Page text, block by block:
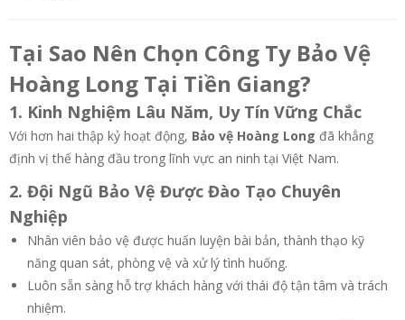
Tại Sao Nên Chọn Công Ty Bảo Vệ
Hoàng Long Tại Tiền Giang?
1. Kinh Nghiệm Lâu Năm, Uy Tín Vững Chắc
Với hơn hai thập kỷ hoạt động, Bảo vệ Hoàng Long đã khẳng
định vị thế hàng đầu trong lĩnh vực an ninh tại Việt Nam.
2. Đội Ngũ Bảo Vệ Được Đào Tạo Chuyên
Nghiệp
Nhân viên bảo vệ được huấn luyện bài bản, thành thạo kỹ
năng quan sát, phòng vệ và xử lý tình huống.
Luôn sẵn sàng hỗ trợ khách hàng với thái độ tận tâm và trách
nhiệm.